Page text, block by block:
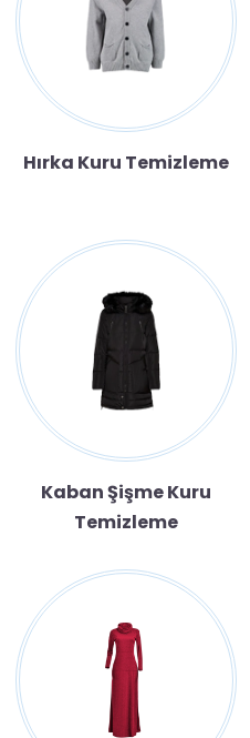
Hırka Kuru Temizleme
Kaban Şişme Kuru
Temizleme